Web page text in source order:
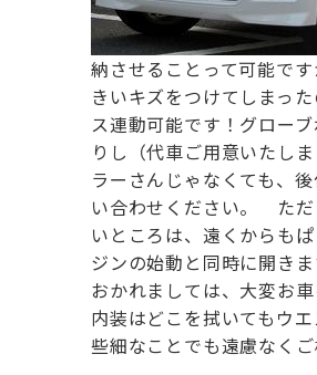
納させることって可能です
きいキズをつけてしまった
ス連動可能です！グロー
りし（代車ご用意いたしま
ラーさんじゃなくても、
い合わせください。
ただ
いところは、 遠くからも
ジンの始動と同時に開き
おかれましては、大変お
内装はどこを拭いてもウ
些細なことでも遠慮なく